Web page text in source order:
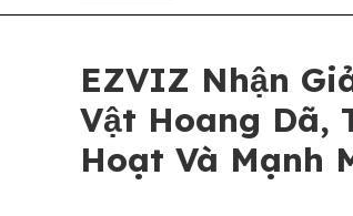
EZVIZ Nhận
Vật Hoang Dã,
Hoạt Và Mạnh